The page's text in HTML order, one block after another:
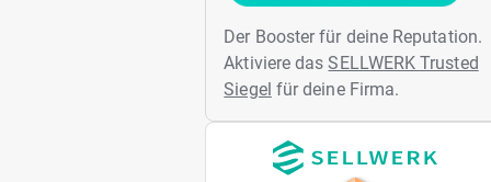
Der Booster für deine Reputation.
Aktiviere dasSELLWERK Trusted
Siegel für deine Firma.